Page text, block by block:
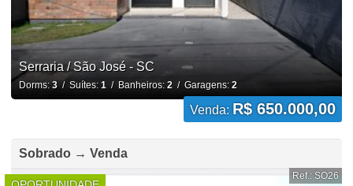
Serraria / São José - SC
Dorms: 3/ Suítes: 1/ Banheiros: 2/ Garagens: 2
Venda: R$ 650.000,00
Sobrado → Venda
Ref.: SO26